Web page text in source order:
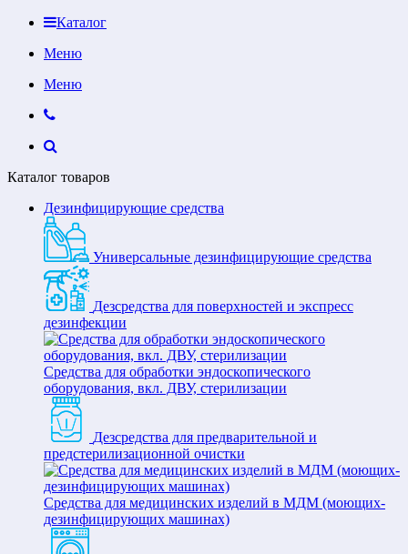
Каталог
Меню
Меню
Каталог товаров
Дезинфицирующие средства
Универсальные дезинфицирующие средства
Дезсредства для поверхностей и экспресс
дезинфекции
Средства для обработки эндоскопического
оборудования, вкл. ДВУ, стерилизации
Дезсредства для предварительной и
предстерилизационной очистки
Средства для медицинских изделий в МДМ (моющих-
дезинфицирующих машинах)